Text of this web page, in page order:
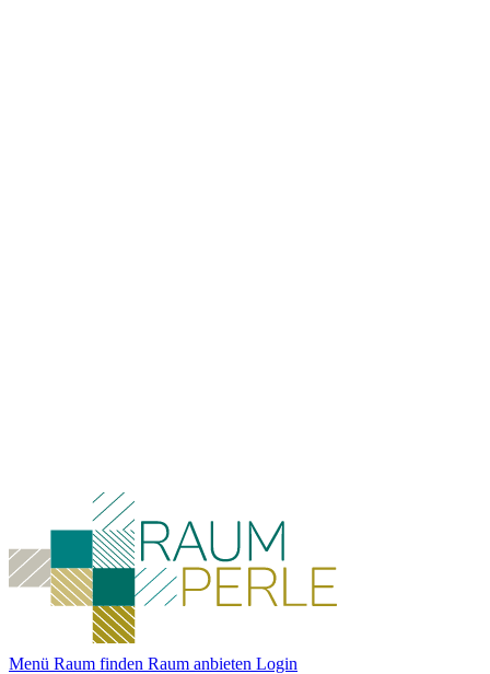
Menü Raum finden Raum anbieten Login